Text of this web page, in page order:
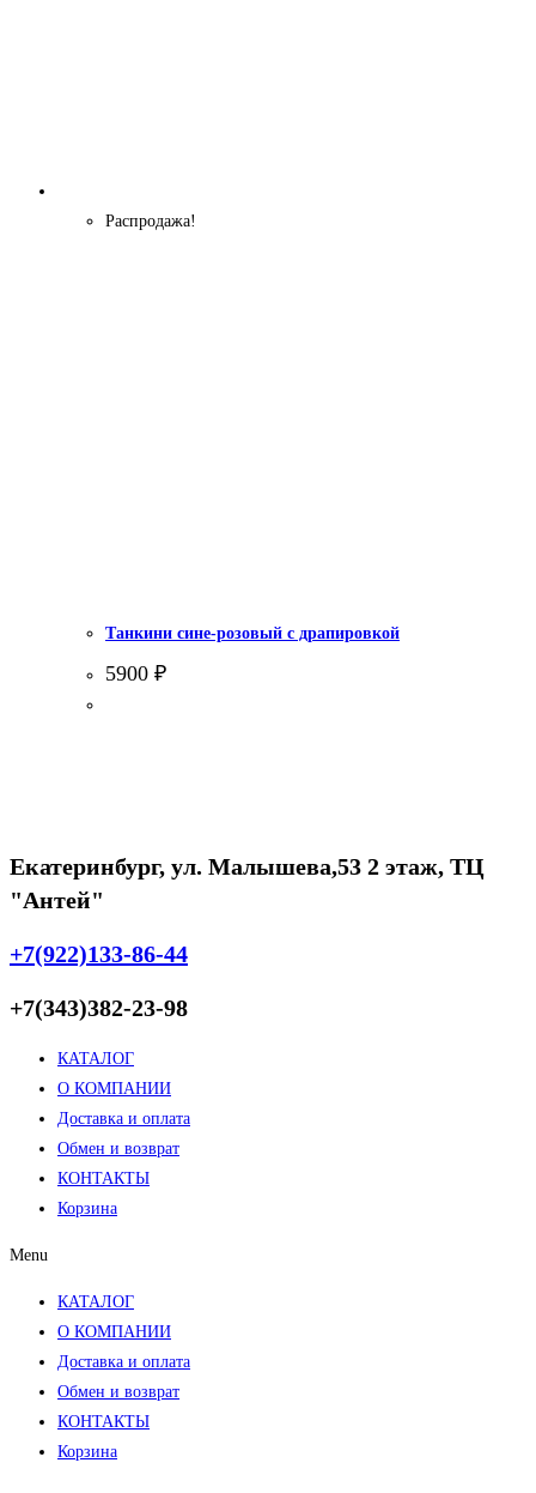
Распродажа!
Танкини сине-розовый с драпировкой
5900 ₽
Екатеринбург, ул. Малышева,53 2 этаж, ТЦ
"Антей"
+7(922)133-86-44
+7(343)382-23-98
КАТАЛОГ
О КОМПАНИИ
Доставка и оплата
Обмен и возврат
КОНТАКТЫ
Корзина
Menu
КАТАЛОГ
О КОМПАНИИ
Доставка и оплата
Обмен и возврат
КОНТАКТЫ
Корзина